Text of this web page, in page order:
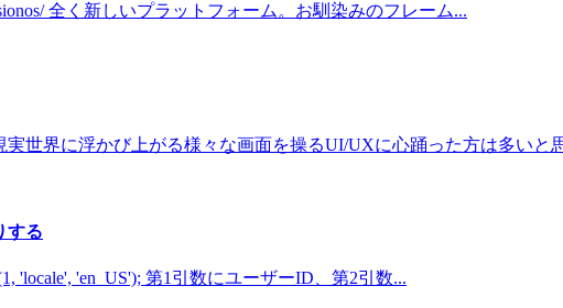
全く新しいプラットフォーム。お馴染みのフレーム...
世界に浮かび上がる様々な画面を操るUI/UXに心踊った方は多いと
する
'locale', 'en_US'); 第1引数にユーザーID、第2引数...